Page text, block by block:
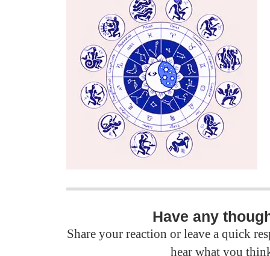
Have any
Share your reaction or leave a quick
hear what you